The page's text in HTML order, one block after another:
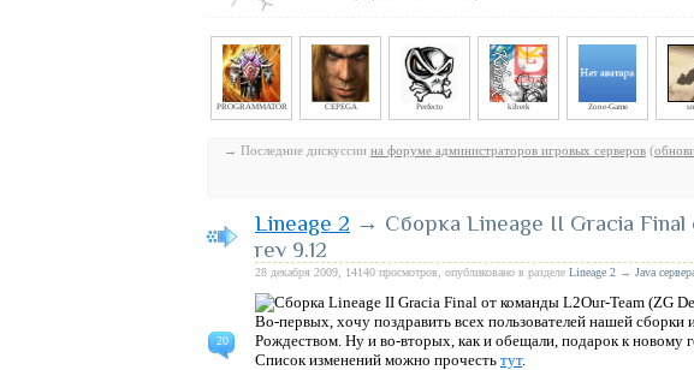
PROGRAMMATOR CEPEGA Perfecto kiberk Zone-Game
→ Последние дискуссии на форуме администраторов игровых серверов (
20
Lineage 2 → Сборка Lineage II Gracia Final
rev 9.12
28 декабря 2009, 14140 просмотров, опубликовано в разделе Lineage 2 → Java
Во-первых, хочу поздравить всех пользователей нашей
Рождеством. Ну и во-вторых, как и обещали, подарок к новому
Список изменений можно прочесть тут.